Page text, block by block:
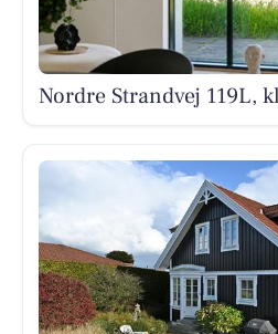
Nordre Strandvej 119L,